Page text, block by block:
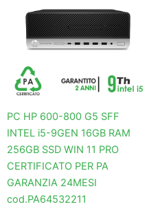
PC HP 600-800 G5 SFF
INTEL i5-9GEN 16GB RAM
256GB SSD WIN 11 PRO
CERTIFICATO PER PA
GARANZIA 24MESI
cod.PA64532211